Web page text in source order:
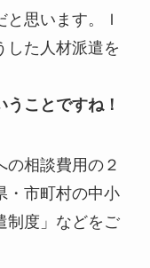
思います。Ｉ
した人材派遣を
ことですね！
相談費用の２
・市町村の中小
制度」などをご